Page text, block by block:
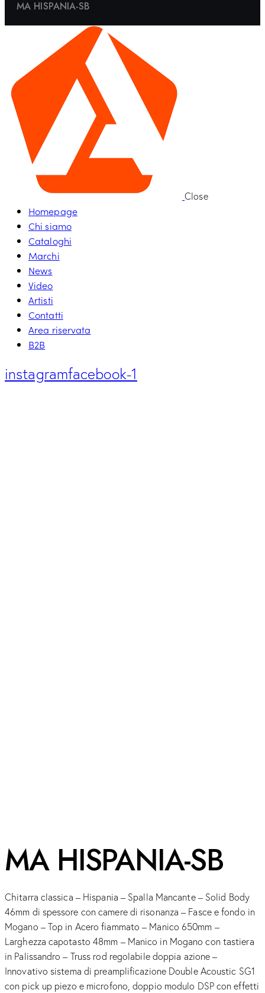
MA HISPANIA-SB
Close
Homepage
Chi siamo
Cataloghi
Marchi
News
Video
Artisti
Contatti
Area riservata
B2B
instagramfacebook-1
MA HISPANIA-SB
Chitarra classica – Hispania – Spalla Mancante – Solid Body
46mm di spessore con camere di risonanza – Fasce e fondo in
Mogano – Top in Acero fiammato – Manico 650mm –
Larghezza capotasto 48mm – Manico in Mogano con tastiera
in Palissandro – Truss rod regolabile doppia azione –
Innovativo sistema di preamplificazione Double Acoustic SG1
con pick up piezo e microfono, doppio modulo DSP con effetti